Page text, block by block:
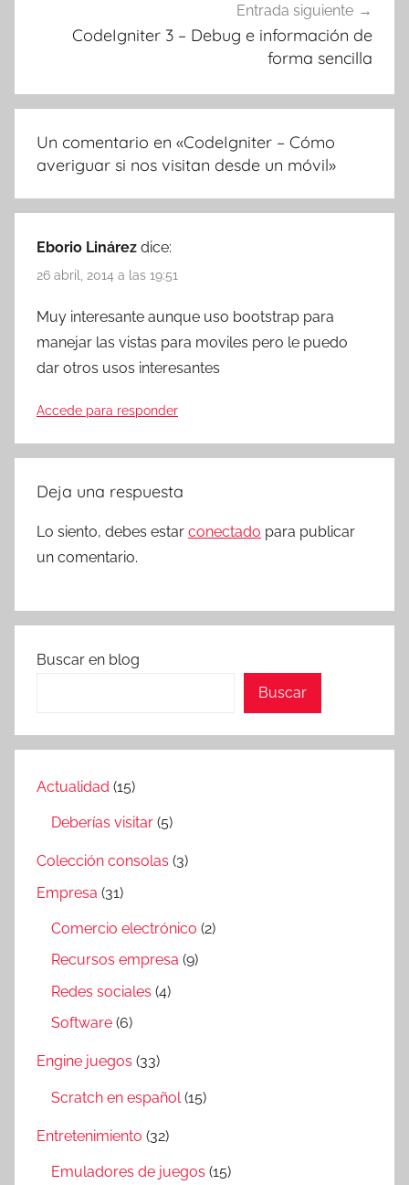
Entrada siguiente
CodeIgniter 3 – Debug e información de
forma sencilla
Un comentario en «CodeIgniter – Cómo
averiguar si nos visitan desde un móvil»
Eborio Linárez dice:
26 abril, 2014 a las 19:51
Muy interesante aunque uso bootstrap para
manejar las vistas para moviles pero le puedo
dar otros usos interesantes
Accede para responder
Deja una respuesta
Lo siento, debes estar conectado para publicar
un comentario.
Buscar en blog
Buscar
Actualidad (15)
Deberías visitar (5)
Colección consolas (3)
Empresa (31)
Comercio electrónico (2)
Recursos empresa (9)
Redes sociales (4)
Software (6)
Engine juegos (33)
Scratch en español (15)
Entretenimiento (32)
Emuladores de juegos (15)